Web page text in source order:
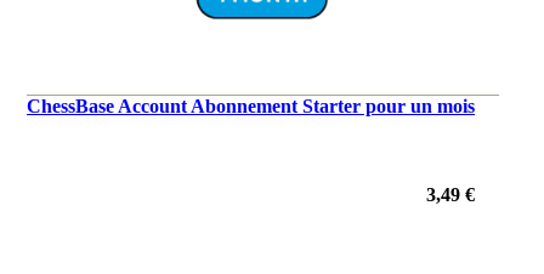
ChessBase Account Abonnement Starter pour un mois
3,49 €